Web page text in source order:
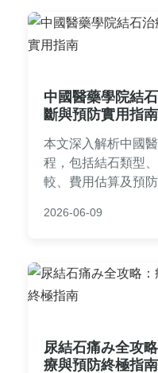
中國醫藥學院結
斷與預防實用指南
本文深入解析中國
程，包括結石類型
較、費用估算及預
專業優勢與就醫經
2026-06-09
尿結石痛み全攻
療與預防終極指南